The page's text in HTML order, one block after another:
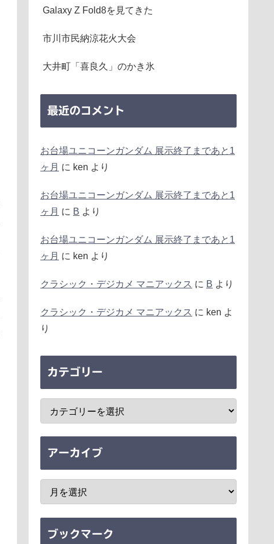
Galaxy Z Fold8を見てきた
市川市民納涼花火大会
大井町「喜良久」のかき氷
最近のコメント
お台場ユニコーンガンダム 展示終了まであと1
ヶ月 に ken より
お台場ユニコーンガンダム 展示終了まであと1
ヶ月 に B より
お台場ユニコーンガンダム 展示終了まであと1
ヶ月 に ken より
クラシック・デジカメ マニアックス に B より
クラシック・デジカメ マニアックス に ken よ
り
カテゴリー
アーカイブ
ブックマーク